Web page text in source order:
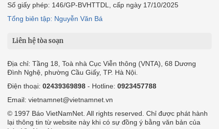
Số giấy phép: 146/GP-BVHTTDL, cấp ngày 17/10/2025
Tổng biên tập: Nguyễn Văn Bá
Liên hệ tòa soạn
Địa chỉ: Tầng 18, Toà nhà Cục Viễn thông (VNTA), 68 Dương
Đình Nghệ, phường Cầu Giấy, TP. Hà Nội.
Điện thoại: 02439369898 - Hotline: 0923457788
Email: vietnamnet@vietnamnet.vn
© 1997 Báo VietNamNet. All rights reserved. Chỉ được phát hành
lại thông tin từ website này khi có sự đồng ý bằng văn bản của